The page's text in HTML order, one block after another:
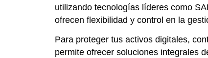
utilizando tecnologías líderes como
ofrecen flexibilidad y control en la
Para proteger tus activos digitales,
permite ofrecer soluciones integrales